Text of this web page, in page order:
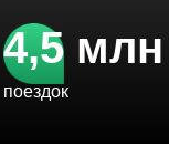
4,5 млн
поездок